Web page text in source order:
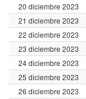
20 diciembre 2023
21 diciembre 2023
22 diciembre 2023
23 diciembre 2023
24 diciembre 2023
25 diciembre 2023
26 diciembre 2023